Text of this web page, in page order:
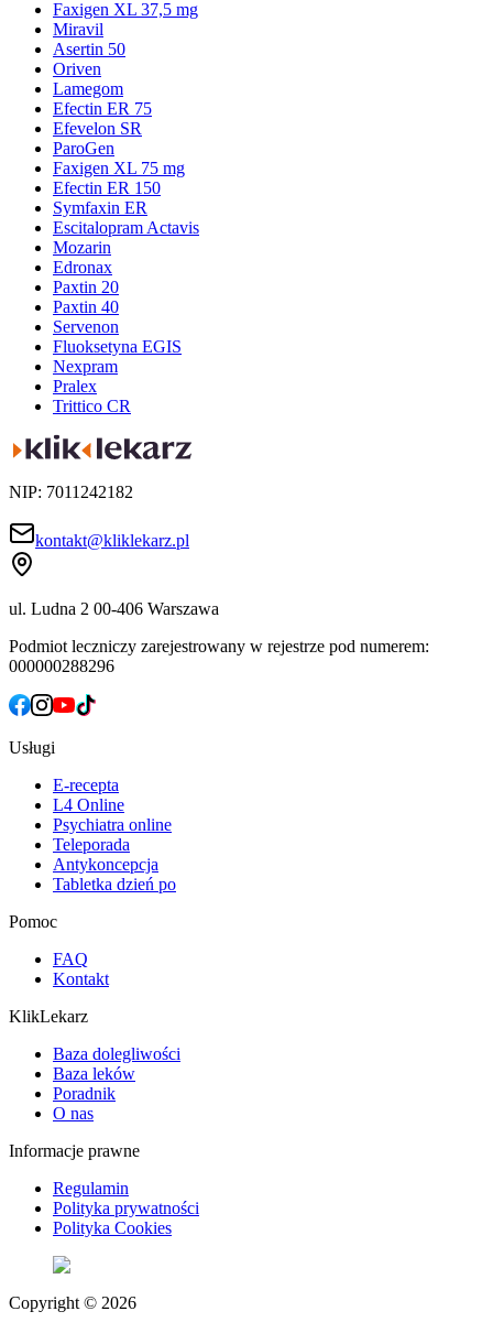
Faxigen XL 37,5 mg
Miravil
Asertin 50
Oriven
Lamegom
Efectin ER 75
Efevelon SR
ParoGen
Faxigen XL 75 mg
Efectin ER 150
Symfaxin ER
Escitalopram Actavis
Mozarin
Edronax
Paxtin 20
Paxtin 40
Servenon
Fluoksetyna EGIS
Nexpram
Pralex
Trittico CR
NIP: 7011242182
kontakt@kliklekarz.pl
ul. Ludna 2 00-406 Warszawa
Podmiot leczniczy zarejestrowany w rejestrze pod numerem:
000000288296
Usługi
E-recepta
L4 Online
Psychiatra online
Teleporada
Antykoncepcja
Tabletka dzień po
Pomoc
FAQ
Kontakt
KlikLekarz
Baza dolegliwości
Baza leków
Poradnik
O nas
Informacje prawne
Regulamin
Polityka prywatności
Polityka Cookies
Copyright © 2026